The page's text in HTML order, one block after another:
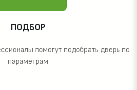
ПОДБОР
помогут подобрать дверь по
параметрам